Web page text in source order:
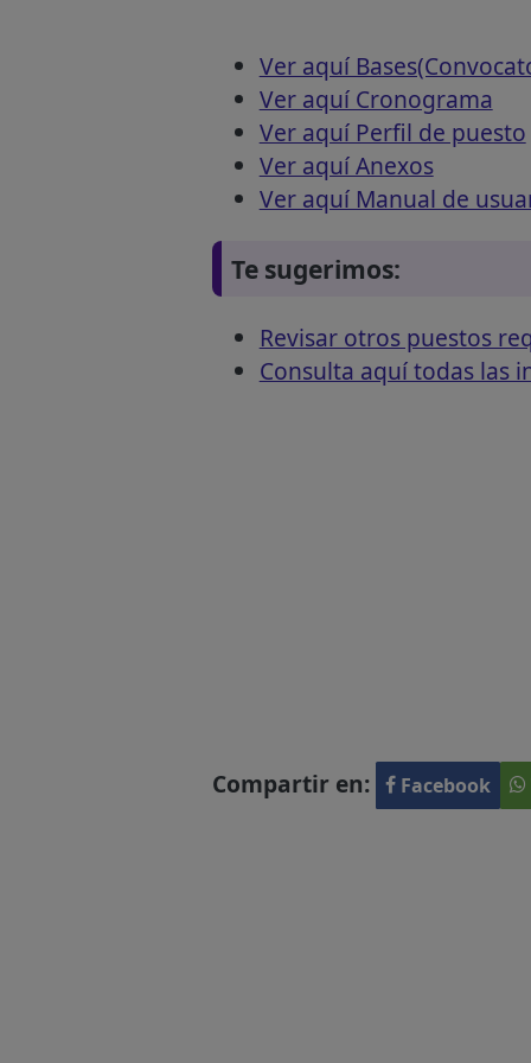
Ver aquí
Ver aquí Cronograma
Ver aquí Perfil de puesto
Ver aquí Anexos
Ver aquí Manual de
Te sugerimos:
Revisar otros puestos
Consulta aquí todas las
Compartir en: Facebook